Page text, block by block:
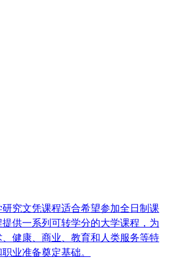
究文凭课程适合希望参加全日制课
供一系列可转学分的大学课程，为
健康、商业、教育和人类服务等特
业准备奠定基础。